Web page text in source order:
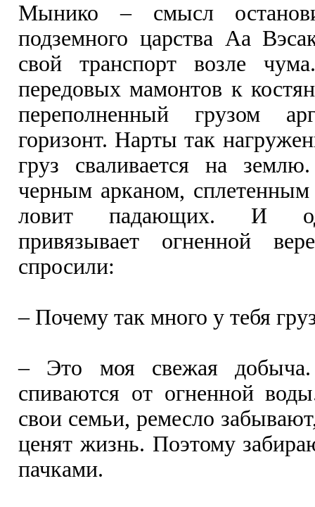
Мынико – смысл
подземного царства Aа
свой транспорт возле
передовых мамонтов к
переполненный грузом
горизонт. Нарты так
груз сваливается на
черным арканом,
ловит падающих. И
привязывает огненной
спросили:
– Почему так много у тебя
– Это моя свежая
спиваются от огненной
свои семьи, ремесло
ценят жизнь. Поэтому
пачками.